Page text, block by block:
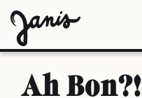
Ah Bon?!